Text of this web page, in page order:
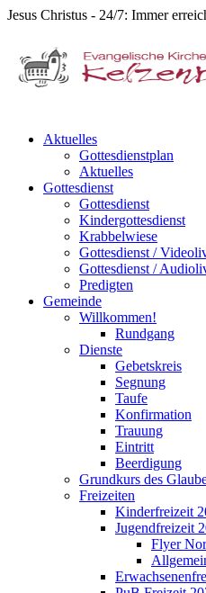
Jesus Christus - 24/7: Immer
Aktuelles
Gottesdienstplan
Aktuelles
Gottesdienst
Gottesdienst
Kindergottesdienst
Krabbelwiese
Gottesdienst /
Gottesdienst /
Predigten
Gemeinde
Willkommen!
Rundgang
Dienste
Gebetskreis
Segnung
Taufe
Konfirmation
Trauung
Eintritt
Beerdigung
Grundkurs des
Freizeiten
Kinderfreizeit
Jugendfreizeit
Flyer